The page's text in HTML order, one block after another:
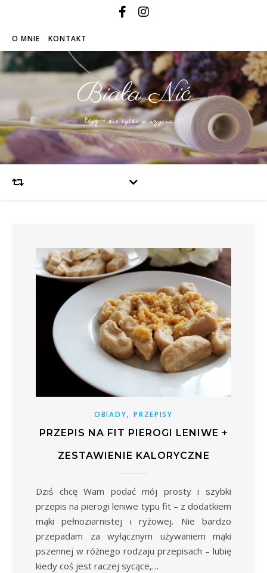
O MNIE KONTAKT
Biała Nić
Blog – nie tylko o szyciu :)
OBIADY,PRZEPISY
PRZEPIS NA FIT PIEROGI LENIWE +
ZESTAWIENIE KALORYCZNE
Dziś chcę Wam podać mój prosty i szybki
przepis na pierogi leniwe typu fit – z dodatkiem
mąki pełnoziarnistej i ryżowej. Nie bardzo
przepadam za wyłącznym używaniem mąki
pszennej w różnego rodzaju przepisach – lubię
kiedy coś jest raczej sycące,…